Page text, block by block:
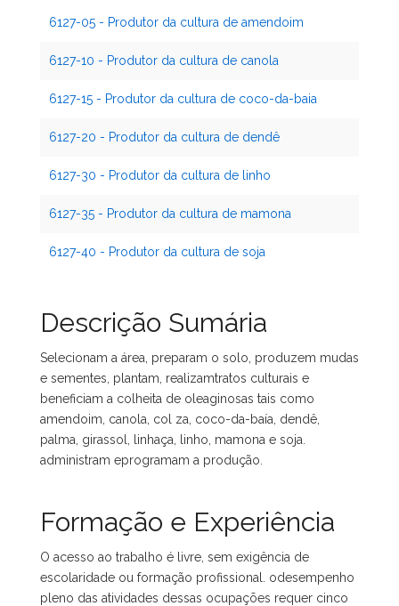
6127-05 - Produtor da cultura de amendoim
6127-10 - Produtor da cultura de canola
6127-15 - Produtor da cultura de coco-da-baia
6127-20 - Produtor da cultura de dendê
6127-30 - Produtor da cultura de linho
6127-35 - Produtor da cultura de mamona
6127-40 - Produtor da cultura de soja
Descrição Sumária
Selecionam a área, preparam o solo, produzem mudas
e sementes, plantam, realizamtratos culturais e
beneficiam a colheita de oleaginosas tais como
amendoim, canola, col za, coco-da-baía, dendê,
palma, girassol, linhaça, linho, mamona e soja.
administram eprogramam a produção.
Formação e Experiência
O acesso ao trabalho é livre, sem exigência de
escolaridade ou formação profissional. odesempenho
pleno das atividades dessas ocupações requer cinco